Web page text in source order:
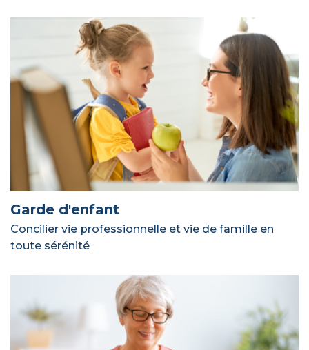
Garde d'enfant
Concilier vie professionnelle et vie de famille en
toute sérénité